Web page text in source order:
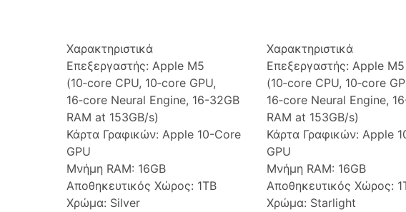
Χαρακτηριστικά
Επεξεργαστής: Apple M5
(10‑core CPU, 10‑core GPU,
16‑core Neural Engine, 16-32GB
RAM at 153GB/s)
Κάρτα Γραφικών: Apple 10-Core
GPU
Μνήμη RAM: 16GB
Αποθηκευτικός Χώρος: 1TB
Χρώμα: Silver
Χαρακτηριστικά
Επεξεργαστής: Apple M5
(10‑core CPU, 10‑core
16‑core Neural Engine,
RAM at 153GB/s)
Κάρτα Γραφικών: Apple
GPU
Μνήμη RAM: 16GB
Αποθηκευτικός Χώρος:
Χρώμα: Starlight